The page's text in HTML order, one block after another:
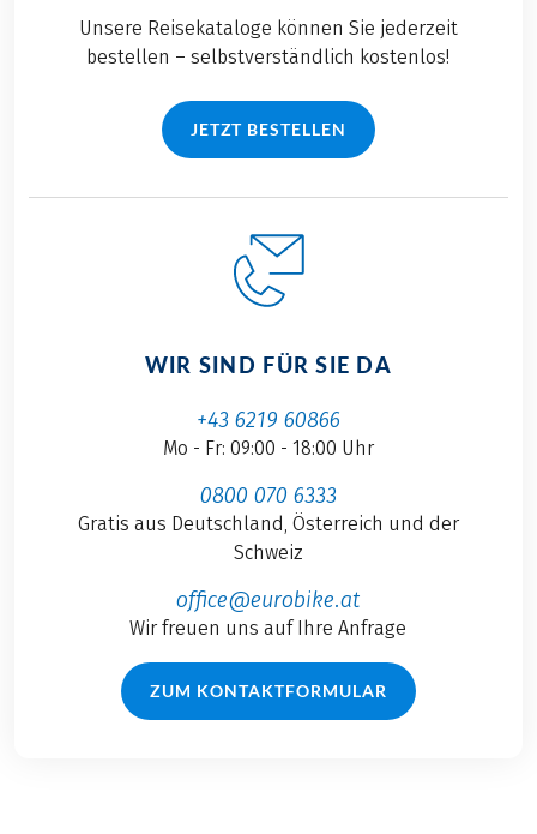
Unsere Reisekataloge können Sie jederzeit
bestellen – selbstverständlich kostenlos!
JETZT BESTELLEN
WIR SIND FÜR SIE DA
+43 6219 60866
Mo - Fr: 09:00 - 18:00 Uhr
0800 070 6333
Gratis aus Deutschland, Österreich und der
Schweiz
office@eurobike.at
Wir freuen uns auf Ihre Anfrage
ZUM KONTAKTFORMULAR